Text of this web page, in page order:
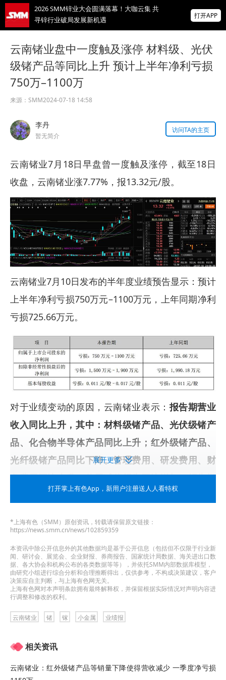
2026 SMM锌业大会圆满落幕！大咖云集 共
寻锌行业破局发展新机遇
智利7月铜出口额同比增长22.7%
掌上有色
打开APP
云南锗业盘中一度触及涨停 材料级、光伏
级锗产品等同比上升 预计上半年净利亏损
750万–1100万
来源： SMM2024-07-18 14:58
李丹
暂无简介
访问TA的主页
云南锗业7月18日早盘曾一度触及涨停，截至18日
收盘，云南锗业涨7.77%，报13.32元/股。
云南锗业7月10日发布的半年度业绩预告显示：预计
上半年净利亏损750万元–1100万元，上年同期净利
亏损725.66万元。
对于业绩变动的原因，云南锗业表示： 报告期营业
收入同比上升，其中：材料级锗产品、光伏级锗产
品、化合物半导体产品同比上升；红外级锗产品、
光纤级锗产品同比下降。管理费用、研发费用、财
务费用同比上升。信用减值损失同比增加。报告期
内预计非经常性损益对归属于上市公司股东的净利
此前被问及“请问董秘近期锗产品价格又暴涨了，公
司订单是不是也是暴涨，盈利能力也应该暴涨对
吗？”云南锗业7月3日在投资者互动平台表示，目前
公司材料级锗产品在手订单充盈。产品价格上涨，
年或是全年实际成交均价，除此之外，还受产品销
量、成本等多重变量因素的影响，敬请投资者注意
展开更多
打开掌上有色App ，新用户注册送人人看特权
*上海有色（SMM）原创资讯，转载请保留原文链接：
https://news.smm.cn/news/102859359
本资讯中除公开信息外的其他数据均是基于公开信息（包括但不仅限于行业新
闻、研讨会、展览会、企业财报、券商报告、国家统计局数据、海关进出口数
据、各大协会和机构公布的各类数据等等），并依托SMM内部数据库模型，
由研究小组进行综合分析和合理推断得出，仅供参考，不构成决策建议，客户
决策应自主判断，与上海有色网无关。
上海有色网对本声明条款拥有最终解释权，并保留根据实际情况对声明内容进
行调整和修改的权利。
云南锗业 锗 镓 小金属 业绩报
相关资讯
云南锗业：红外级锗产品等销量下降使得营收减少 一季度净亏损